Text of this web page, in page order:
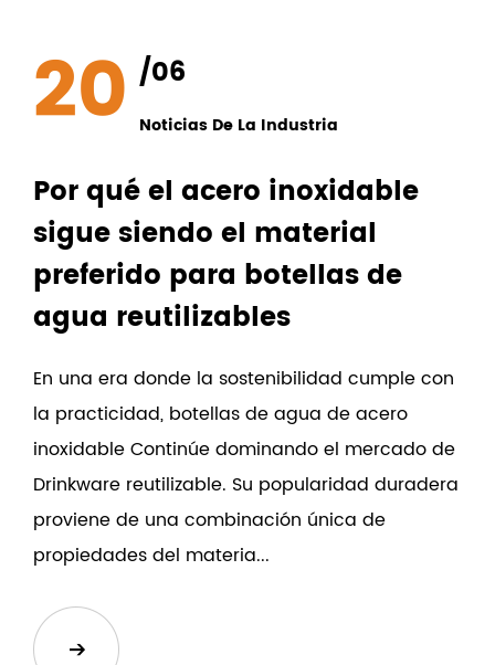
20 /06
Noticias De La Industria
Por qué el acero inoxidable
sigue siendo el material
preferido para botellas de
agua reutilizables
En una era donde la sostenibilidad cumple con
la practicidad, botellas de agua de acero
inoxidable Continúe dominando el mercado de
Drinkware reutilizable. Su popularidad duradera
proviene de una combinación única de
propiedades del materia...